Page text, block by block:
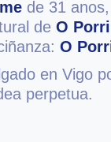
de 31
de O
O
en Vigo
perpetua.